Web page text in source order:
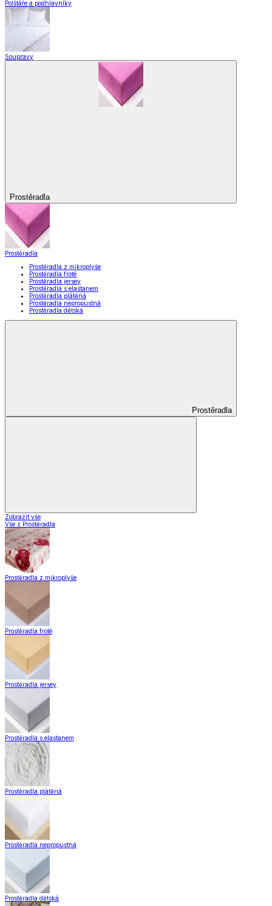
Polštáře a podhlavníky
Soupravy
Prostěradla
Prostěradla
Prostěradla z mikroplyše
Prostěradla froté
Prostěradla jersey
Prostěradla s elastanem
Prostěradla plátěná
Prostěradla nepropustná
Prostěradla dětská
Prostěradla
Zobrazit vše
Vše z Prostěradla
Prostěradla z mikroplyše
Prostěradla froté
Prostěradla jersey
Prostěradla s elastanem
Prostěradla plátěná
Prostěradla nepropustná
Prostěradla dětská